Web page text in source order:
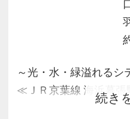
～光・水・緑溢れるシ
≪ＪＲ京葉線 海浜幕張
続き